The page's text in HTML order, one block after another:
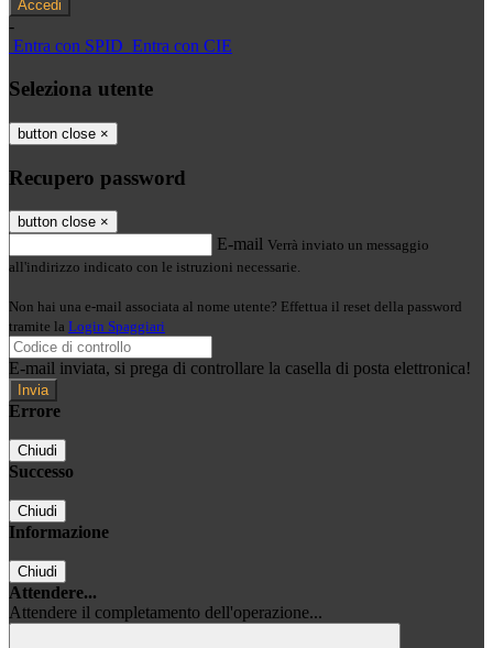
-
Entra con SPID Entra con CIE
Seleziona utente
button close ×
Recupero password
button close ×
E-mail Verrà inviato un messaggio
all'indirizzo indicato con le istruzioni necessarie.
Non hai una e-mail associata al nome utente? Effettua il reset della password
tramite la Login Spaggiari
E-mail inviata, si prega di controllare la casella di posta elettronica!
Errore
Chiudi
Successo
Chiudi
Informazione
Chiudi
Attendere...
Attendere il completamento dell'operazione...